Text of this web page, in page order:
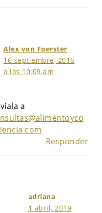
Alex von Foerster
16 septiembre, 2016
a las 10:09 am
a
Responder
adriana
1 abril, 2019